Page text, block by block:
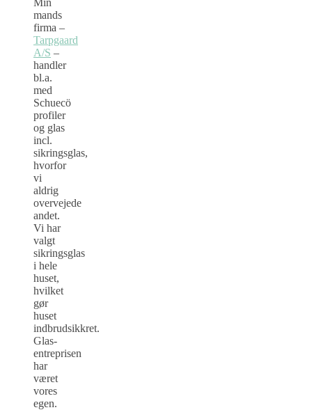
mands
firma –
Tarpgaard
A/S –
handler
bl.a.
med
Schuecö
profiler
og glas
incl.
sikringsglas,
hvorfor
vi
aldrig
overvejede
andet.
Vi har
valgt
sikringsglas
i hele
huset,
hvilket
gør
huset
indbrudsikkret.
Glas-
entreprisen
har
været
vores
egen.